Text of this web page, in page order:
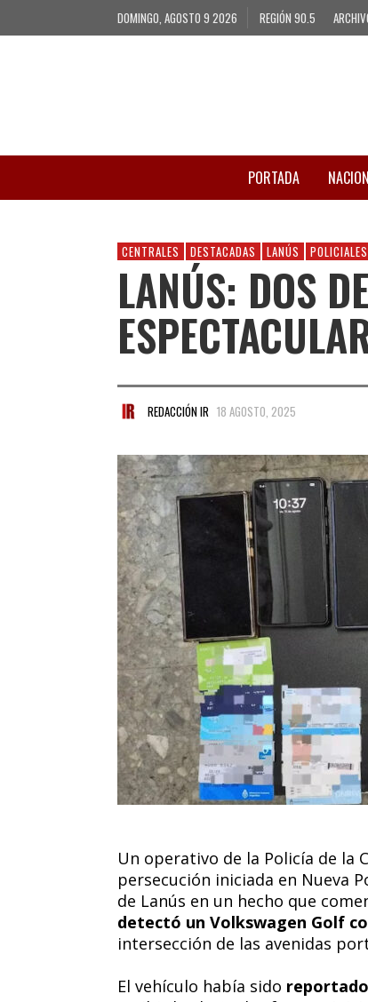
DOMINGO, AGOSTO 9 2026 REGIÓN 90.5
PORTADA
CENTRALES DESTACADAS LANÚS POLICIALES
LANÚS: DOS
REDACCIÓN IR 18 AGOSTO, 2025
Un operativo de la Policía de la
persecución iniciada en Nueva
de Lanús en un hecho que
detectó un Volkswagen Golf
intersección de las avenidas
El vehículo había sido